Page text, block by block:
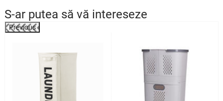
S-ar putea să vă intereseze
Previous